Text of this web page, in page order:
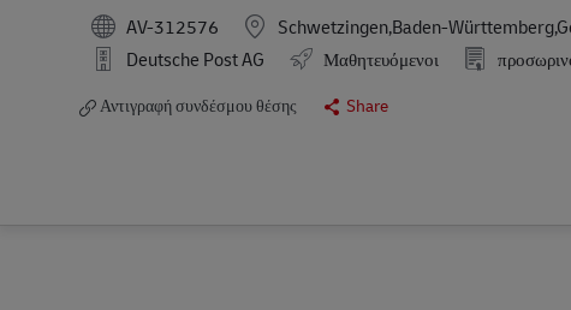
AV-312576 Schwetzingen,Baden-
Deutsche Post AG
Μαθητευόμενοι
Αντιγραφή συνδέσμου θέσης
Share